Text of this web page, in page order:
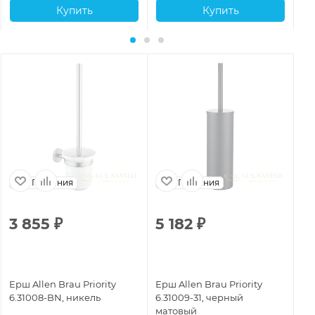
Купить Купить
Германия
3 855 ₽
Ерш Allen Brau Priority
6.31008-BN, никель
Германия
5 182 ₽
Ерш Allen Brau Priority
6.31009-31, черный
матовый